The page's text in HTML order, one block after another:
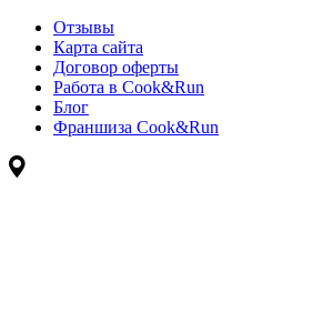
Отзывы
Карта сайта
Договор оферты
Работа в Cook&Run
Блог
Франшиза Cook&Run